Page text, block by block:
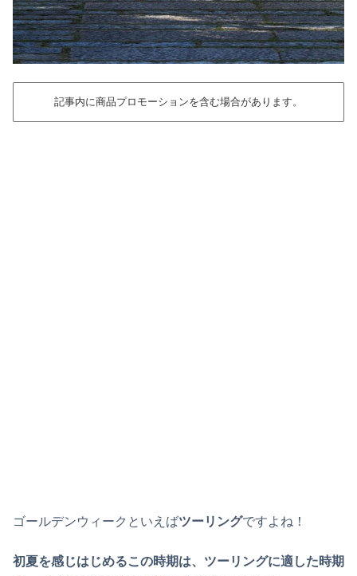
記事内に商品プロモーションを含む場合があります。
ゴールデンウィークといえばツーリングですよね！
初夏を感じはじめるこの時期は、ツーリングに適した時期